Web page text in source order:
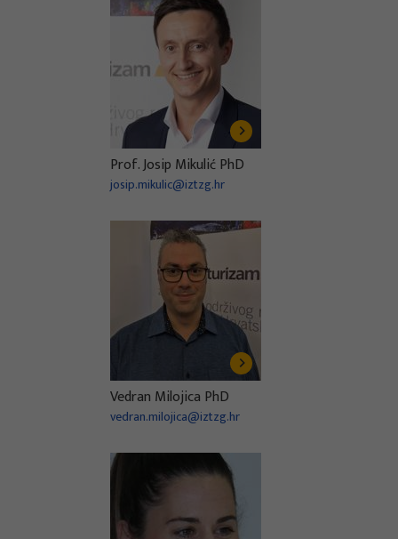
Prof. Josip Mikulić PhD
josip.mikulic@iztzg.hr
Vedran Milojica PhD
vedran.milojica@iztzg.hr